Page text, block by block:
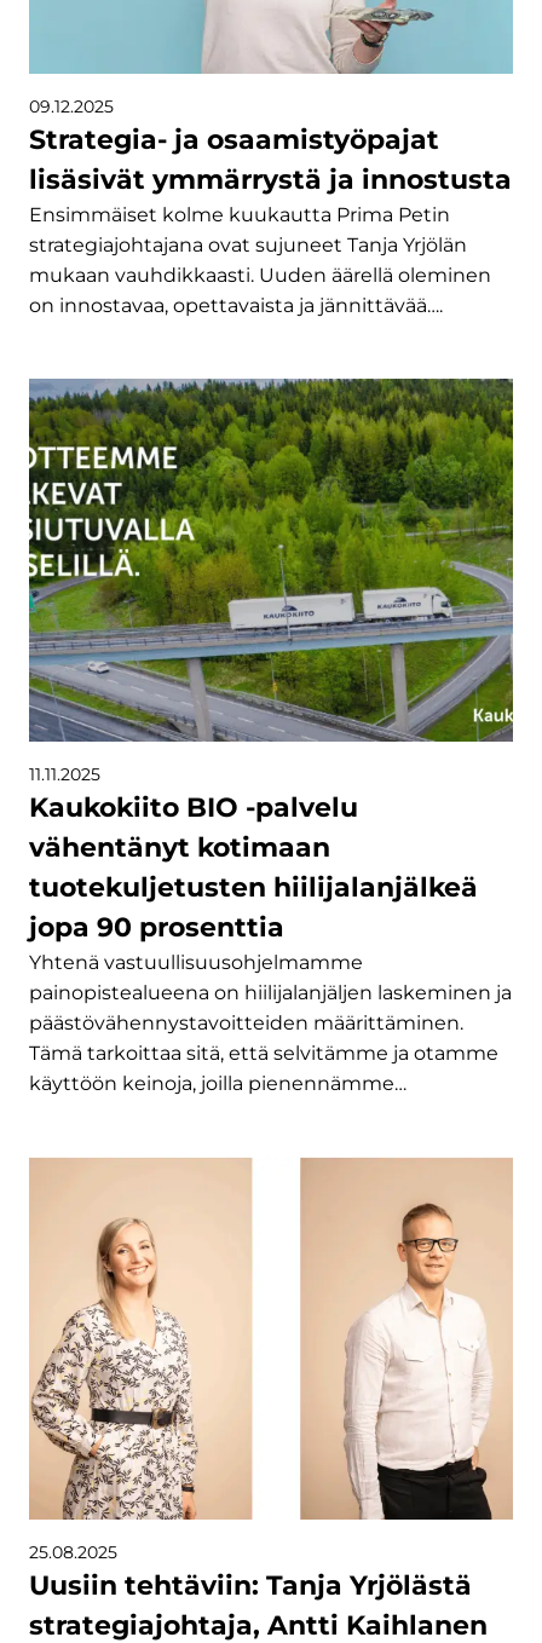
09.12.2025
Strategia- ja osaamistyöpajat
lisäsivät ymmärrystä ja innostusta
Ensimmäiset kolme kuukautta Prima Petin
strategiajohtajana ovat sujuneet Tanja Yrjölän
mukaan vauhdikkaasti. Uuden äärellä oleminen
on innostavaa, opettavaista ja jännittävää….
11.11.2025
Kaukokiito BIO -palvelu
vähentänyt kotimaan
tuotekuljetusten hiilijalanjälkeä
jopa 90 prosenttia
Yhtenä vastuullisuusohjelmamme
painopistealueena on hiilijalanjäljen laskeminen ja
päästövähennystavoitteiden määrittäminen.
Tämä tarkoittaa sitä, että selvitämme ja otamme
käyttöön keinoja, joilla pienennämme…
25.08.2025
Uusiin tehtäviin: Tanja Yrjölästä
strategiajohtaja, Antti Kaihlanen